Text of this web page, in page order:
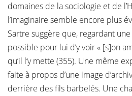
domaines de la sociologie et de
l’imaginaire semble encore plus
Sartre suggère que, regardant
possible pour lui d’y voir « [s]on
qu’il l’y mette (355). Une même
faite à propos d’une image
derrière des fils barbelés. Une